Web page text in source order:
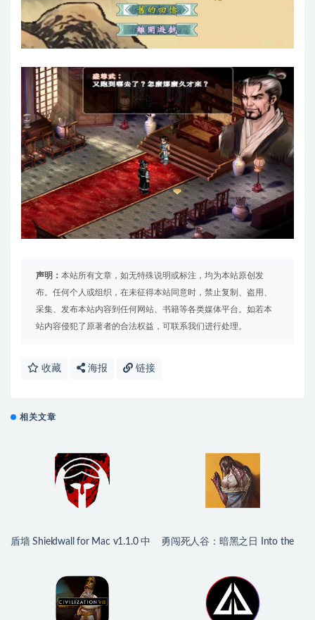
声明： 本站所有文章，如无特殊说明或标注，均为本站原创发
布。任何个人或组织，在未征得本站同意时，禁止复制、盗用、
采集、发布本站内容到任何网站、书籍等各类媒体平台。如若本
站内容侵犯了原著者的合法权益，可联系我们进行处理。
收藏 海报 链接
相关文章
盾墙 Shieldwall for Mac v1.1.0 中
勇闯死人谷：暗黑之日 Into the